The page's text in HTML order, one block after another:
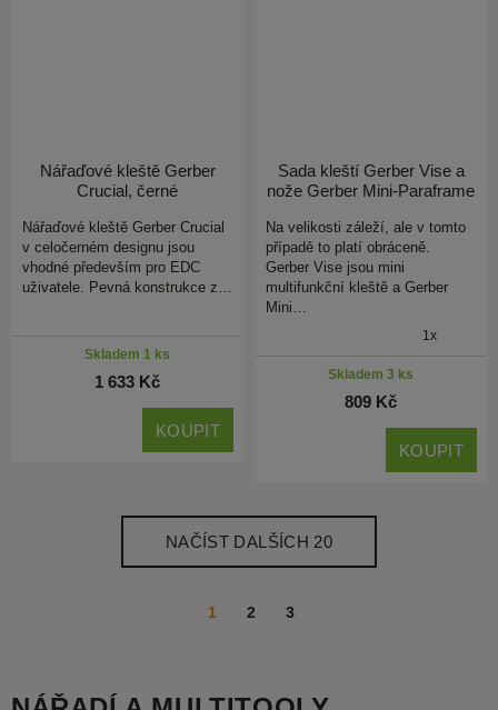
Nářaďové kleště Gerber
Crucial, černé
Nářaďové kleště Gerber Crucial
v celočerném designu jsou
vhodné především pro EDC
uživatele. Pevná konstrukce z…
Skladem 1 ks
1 633 Kč
KOUPIT
Sada kleští Gerber Vise a
nože Gerber Mini-Paraframe
Na velikosti záleží, ale v tomto
případě to platí obráceně.
Gerber Vise jsou mini
multifunkční kleště a Gerber
Mini…
1x
Skladem 3 ks
809 Kč
KOUPIT
1 2 3
NAČÍST DALŠÍCH 20